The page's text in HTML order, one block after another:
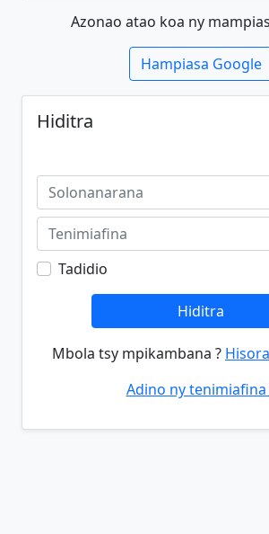
Azonao atao koa ny
Hampiasa Google
Hiditra
Tadidio
Hiditra
Mbola tsy mpikambana ?
Adino ny tenimiafina